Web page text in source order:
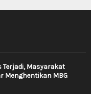
Terjadi, Masyarakat
Menghentikan MBG